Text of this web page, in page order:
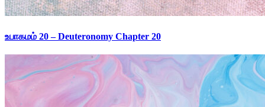
உபாகமம் 20 – Deuteronomy Chapter 20